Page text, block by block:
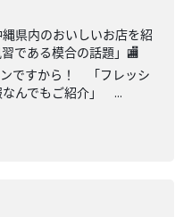
県内のおいしいお店を紹
である模合の話題」🏬
ですから！ 「フレッシ
んでもご紹介」 ...